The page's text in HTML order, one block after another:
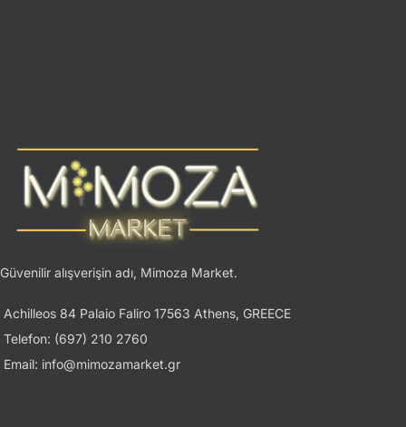
Güvenilir alışverişin adı, Mimoza Market.
Achilleos 84 Palaio Faliro 17563 Athens, GREECE
Telefon: (697) 210 2760
Email: info@mimozamarket.gr